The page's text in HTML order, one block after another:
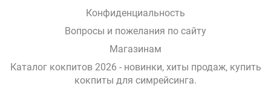
Конфиденциальность
Вопросы и пожелания по сайту
Магазинам
Каталог кокпитов 2026 - новинки, хиты продаж, купить
кокпиты для симрейсинга.